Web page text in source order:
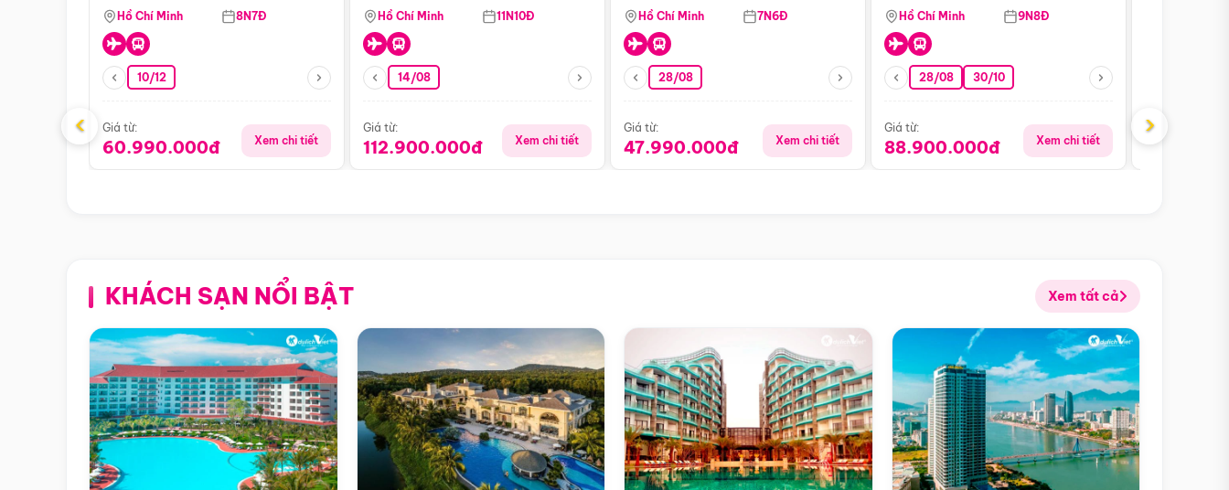
Pamukkale
Hồ Chí Minh 8N7Đ
10/12
Giá từ:
60.990.000đ Xem chi tiết
Thiên Nhiên Mỹ
Hồ Chí Minh 11N10Đ
14/08
Giá từ:
112.900.000đ Xem chi tiết
Airways)
Hồ Chí Minh 7N6Đ
28/08
Giá từ:
47.990.000đ Xem chi tiết
Bàn - Johannesburg - Pretoria -
Safari - Lodge
Hồ Chí Minh 9N8Đ
28/08 30/10
Giá từ:
88.900.000đ Xem chi tiết
Giá từ:
‹ ›
KHÁCH SẠN NỔI BẬT Xem tất cả